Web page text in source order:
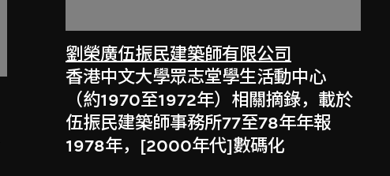
劉榮廣伍振民建築師有限公司
香港中文大學眾志堂學生活動中心
（約1970至1972年）相關摘錄，載於
伍振民建築師事務所77至78年年報
1978年，[2000年代]數碼化